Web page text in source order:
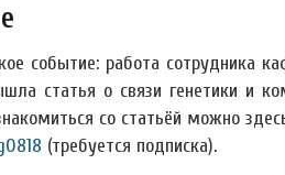
событие: работа сотрудника
статья о связи генетики и
со статьёй можно
(требуется подписка).